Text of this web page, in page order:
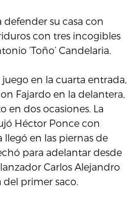
defender su casa con
con tres incogibles
‘Toño’ Candelaria.
en la cuarta entrada,
Fajardo en la delantera,
en dos ocasiones. La
Héctor Ponce con
llegó en las piernas de
para adelantar desde
Carlos Alejandro
primer saco.